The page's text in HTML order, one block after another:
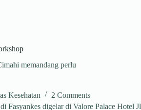
memandang perlu
Kesehatan
2 Comments
Fasyankes digelar di Valore Palace